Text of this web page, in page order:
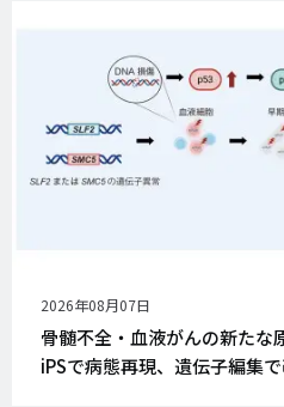
公
開
日
2026年08月07日
骨髄不全・血液がんの新た
iPSで病態再現、遺伝子編集